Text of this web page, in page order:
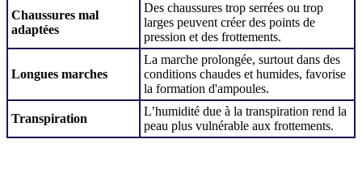
Chaussures mal
adaptées
Des chaussures trop serrées ou trop
larges peuvent créer des points de
pression et des frottements.
Longues marches
La marche prolongée, surtout dans des
conditions chaudes et humides, favorise
la formation d'ampoules.
Transpiration
L’humidité due à la transpiration rend la
peau plus vulnérable aux frottements.